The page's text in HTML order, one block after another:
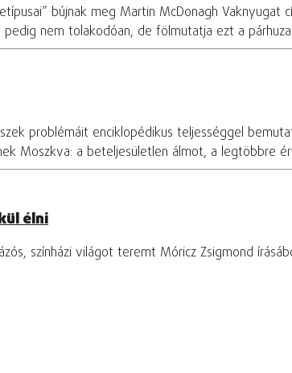
bújnak meg Martin McDonagh
nem tolakodóan, de fölmutatja ezt a
problémáit enciklopédikus teljességgel
Moszkva: a beteljesületlen álmot, a legtöbbre
élni
színházi világot teremt Móricz Zsigmond